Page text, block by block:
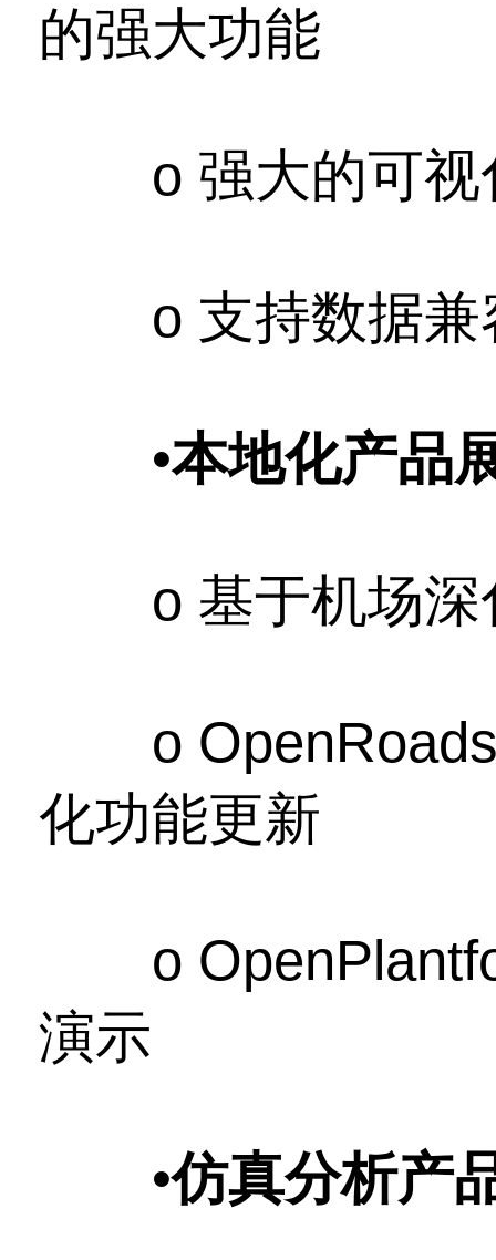
的强大功能
o 强大的可视
o 支持数据兼
•本地化产品
o 基于机场深
o
化功能更新
o
演示
•仿真分析产